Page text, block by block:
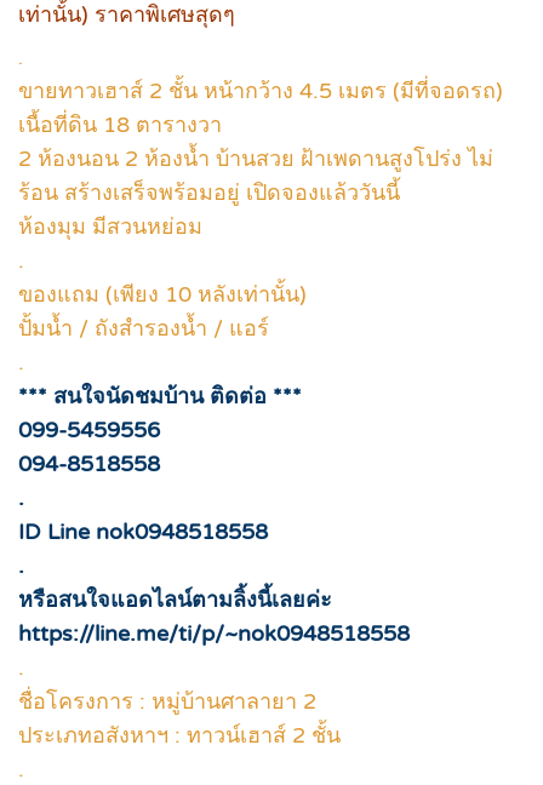
เท่านั้น) ราคาพิเศษสุดๆ
.
ขายทาวเฮาส์ 2 ชั้น หน้ากว้าง 4.5 เมตร (มีที่จอดรถ)
เนื้อที่ดิน 18 ตารางวา
2 ห้องนอน 2 ห้องน้ำ บ้านสวย ฝ้าเพดานสูงโปร่ง ไม่
ร้อน สร้างเสร็จพร้อมอยู่ เปิดจองแล้ววันนี้
ห้องมุม มีสวนหย่อม
.
ของแถม (เพียง 10 หลังเท่านั้น)
ปั้มน้ำ / ถังสำรองน้ำ / แอร์
.
*** สนใจนัดชมบ้าน ติดต่อ ***
099-5459556
094-8518558
.
ID Line nok0948518558
.
หรือสนใจแอดไลน์ตามลิ้งนี้เลยค่ะ
https://line.me/ti/p/~nok0948518558
.
ชื่อโครงการ : หมู่บ้านศาลายา 2
ประเภทอสังหาฯ : ทาวน์เฮาส์ 2 ชั้น
.